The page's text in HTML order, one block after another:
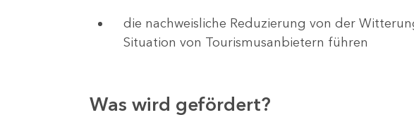
die nachweisliche Reduzierung von der
Situation von Tourismusanbietern führen
Was wird gefördert?